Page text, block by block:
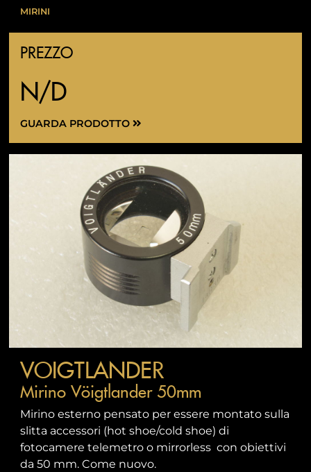
MIRINI
PREZZO
N/D
GUARDA PRODOTTO
VOIGTLANDER
Mirino Vöigtlander 50mm
Mirino esterno pensato per essere montato sulla
slitta accessori (hot shoe/cold shoe) di
fotocamere telemetro o mirrorless con obiettivi
da 50 mm. Come nuovo.